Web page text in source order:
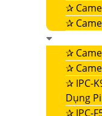
✰
✰
✰
✰
✰ IPC-
Dụng
✰ IPC-